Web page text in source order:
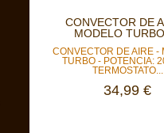
CONVECTOR DE
MODELO TURBO
CONVECTOR DE AIRE -
TURBO - POTENCIA:
TERMOSTATO...
34,99 €